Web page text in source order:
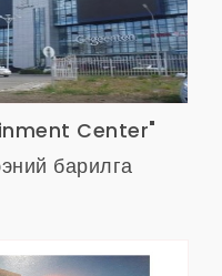
Center"
барилга